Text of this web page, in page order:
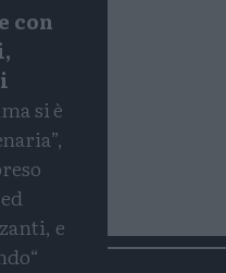
con
si è
e